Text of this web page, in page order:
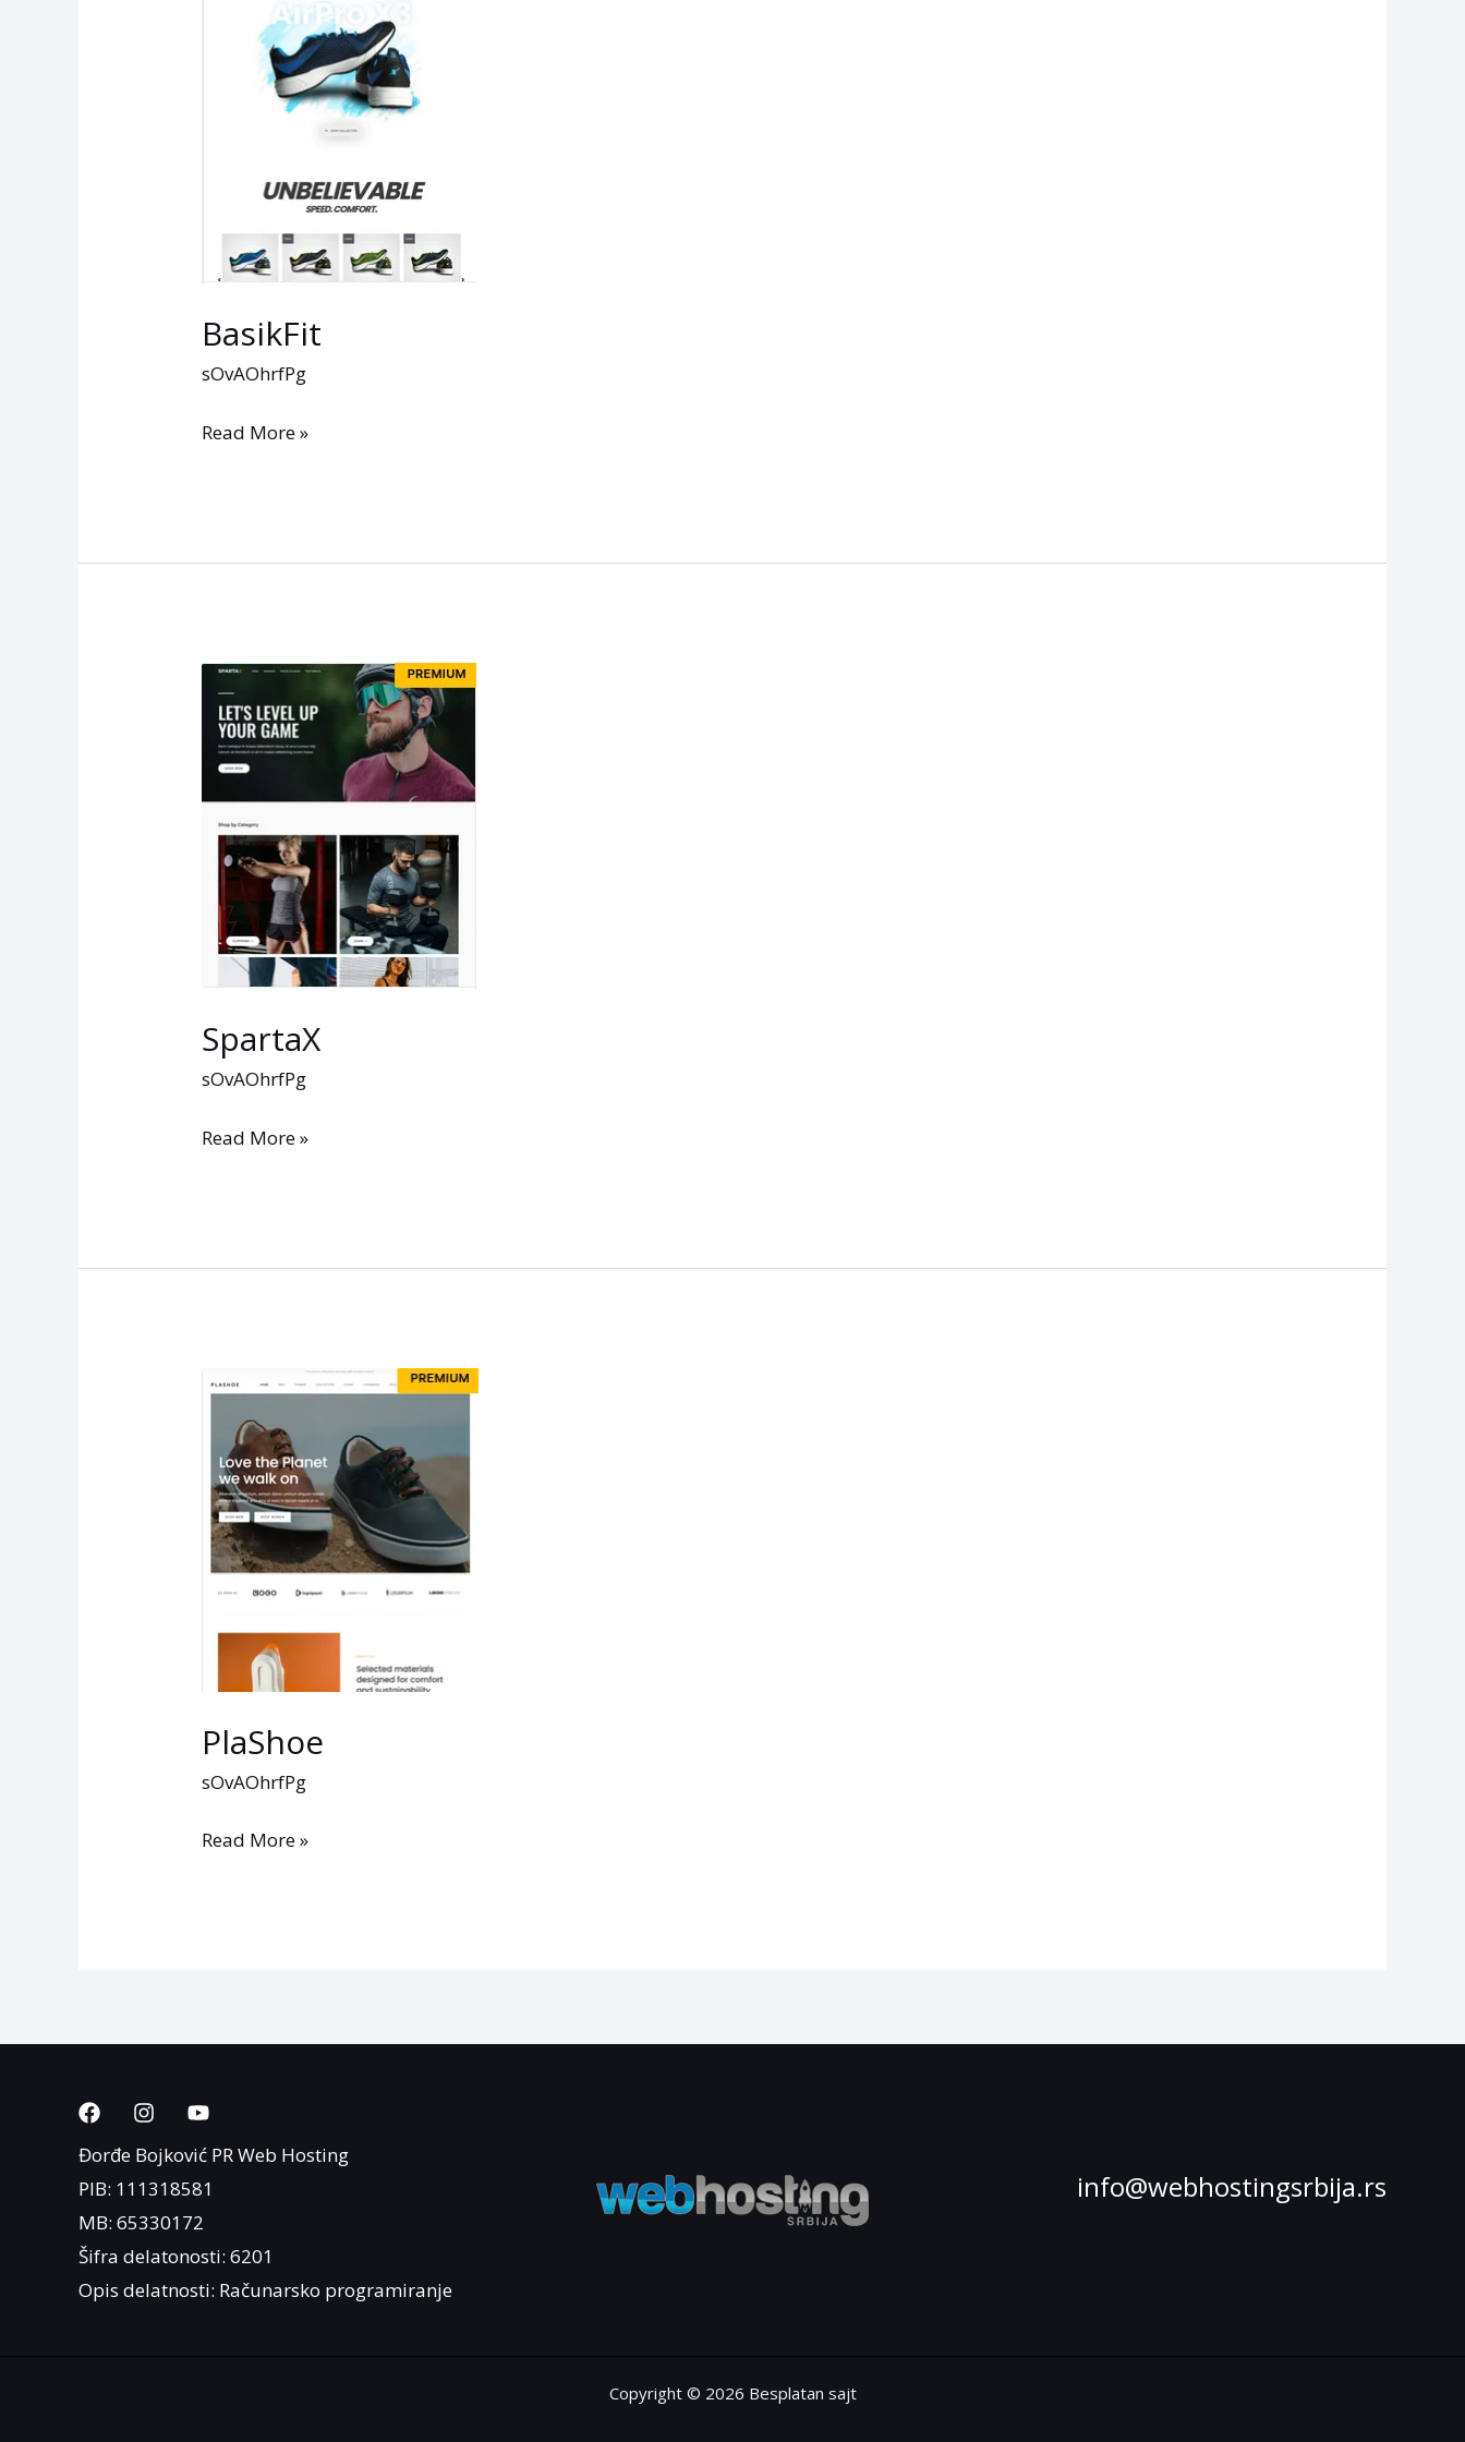
BasikFit
sOvAOhrfPg
Read More »
SpartaX
sOvAOhrfPg
SpartaX
Read More »
PlaShoe
sOvAOhrfPg
PlaShoe
Read More »
Đorđe Bojković PR Web Hosting
PIB: 111318581
MB: 65330172
Šifra delatonosti: 6201
Opis delatnosti: Računarsko programiranje
info@webhostingsrbija.rs
Copyright © 2026 Besplatan sajt